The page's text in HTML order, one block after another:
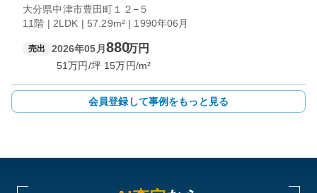
大分県中津市豊田町１２−５
11階 | 2LDK | 57.29m² | 1990年06月
売出 2026年05月 880万円
51万円/坪 15万円/m²
会員登録して事例をもっと見る